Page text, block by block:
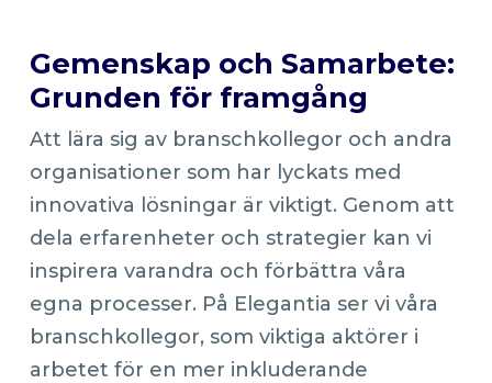
Gemenskap och Samarbete:
Grunden för framgång
Att lära sig av branschkollegor och andra
organisationer som har lyckats med
innovativa lösningar är viktigt. Genom att
dela erfarenheter och strategier kan vi
inspirera varandra och förbättra våra
egna processer. På Elegantia ser vi våra
branschkollegor, som viktiga aktörer i
arbetet för en mer inkluderande